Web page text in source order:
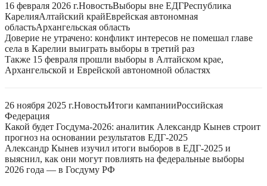
16 февраля 2026 г.НовостьВыборы вне ЕДГРеспублика
КарелияАлтайский крайЕврейская автономная
областьАрхангельская область
Доверие не утрачено: конфликт интересов не помешал главе
села в Карелии выиграть выборы в третий раз
Также 15 февраля прошли выборы в Алтайском крае,
Архангельской и Еврейской автономной областях
26 ноября 2025 г.НовостьИтоги кампанииРоссийская
Федерация
Какой будет Госдума-2026: аналитик Александр Кынев строит
прогноз на основании результатов ЕДГ-2025
Александр Кынев изучил итоги выборов в ЕДГ-2025 и
выяснил, как они могут повлиять на федеральные выборы
2026 года — в Госдуму РФ